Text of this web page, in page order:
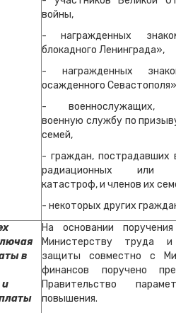
войны,
- награжденных
блокадного Ленинграда»,
- награжденных
осажденного
- военнослужащих,
военную службу по
семей,
- граждан, пострадавших
радиационных или
катастроф, и членов их
- некоторых других
в
и
На основании
Министерству труда и
защиты совместно с
финансов поручено
Правительство
повышения.